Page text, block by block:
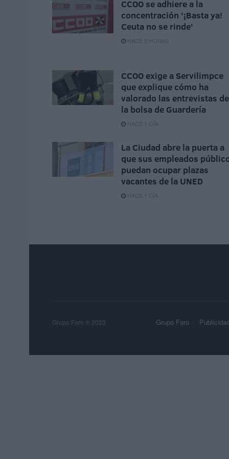
CCOO se adhiere a la
concentración '¡Basta ya!
Ceuta no se rinde'
HACE 5 HORAS
CCOO exige a Servilimpce
que explique cómo ha
valorado las entrevistas de
la bolsa de Guardería
HACE 1 DÍA
La Ciudad abre la puerta a
que sus empleados
puedan ocupar plazas
vacantes de la UNED
HACE 1 DÍA
Grupo Faro Publicidad
Grupo Faro © 2023